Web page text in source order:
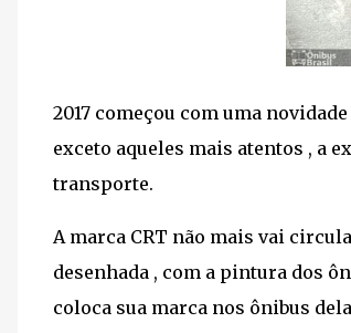
2017 começou com uma
exceto aqueles mais atentos , a
transporte.
A marca CRT não mais vai
desenhada , com a pintura dos
coloca sua marca nos ônibus